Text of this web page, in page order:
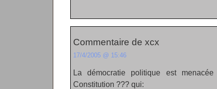
Commentaire de xcx
17/4/2005 @ 15:46
La démocratie politique est
Constitution ??? qui: